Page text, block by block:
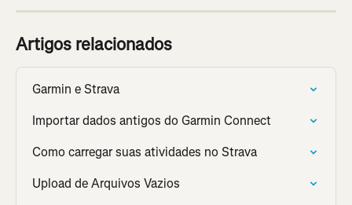
Artigos relacionados
Garmin e Strava
Importar dados antigos do Garmin Connect
Como carregar suas atividades no Strava
Upload de Arquivos Vazios